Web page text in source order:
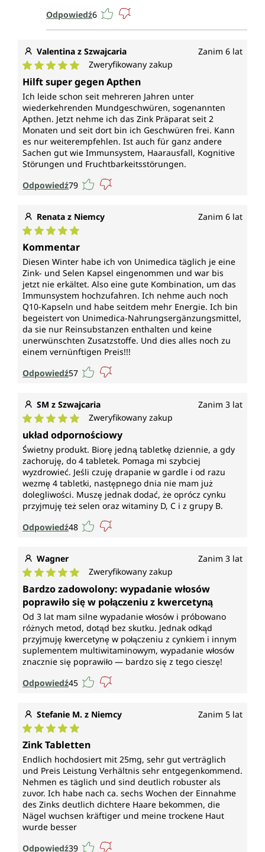
Odpowiedź6
Valentina z Szwajcaria Zanim 6 lat
Średnia ocena 5 z 5 gwiazdek
Zweryfikowany zakup
Hilft super gegen Apthen
Ich leide schon seit mehreren Jahren unter
wiederkehrenden Mundgeschwüren, sogenannten
Apthen. Jetzt nehme ich das Zink Präparat seit 2
Monaten und seit dort bin ich Geschwüren frei. Kann
es nur weiterempfehlen. Ist auch für ganz andere
Sachen gut wie Immunsystem, Haarausfall, Kognitive
Störungen und Fruchtbarkeitsstörungen.
Odpowiedź79
Renata z Niemcy Zanim 6 lat
Średnia ocena 5 z 5 gwiazdek
Kommentar
Diesen Winter habe ich von Unimedica täglich je eine
Zink- und Selen Kapsel eingenommen und war bis
jetzt nie erkältet. Also eine gute Kombination, um das
Immunsystem hochzufahren. Ich nehme auch noch
Q10-Kapseln und habe seitdem mehr Energie. Ich bin
begeistert von Unimedica-Nahrungsergänzungsmittel,
da sie nur Reinsubstanzen enthalten und keine
unerwünschten Zusatzstoffe. Und dies alles noch zu
einem vernünftigen Preis!!!
Odpowiedź57
SM z Szwajcaria Zanim 3 lat
Średnia ocena 5 z 5 gwiazdek
Zweryfikowany zakup
układ odpornościowy
Świetny produkt. Biorę jedną tabletkę dziennie, a gdy
zachoruję, do 4 tabletek. Pomaga mi szybciej
wyzdrowieć. Jeśli czuję drapanie w gardle i od razu
wezmę 4 tabletki, następnego dnia nie mam już
dolegliwości. Muszę jednak dodać, że oprócz cynku
przyjmuję też selen oraz witaminy D, C i z grupy B.
Odpowiedź48
Wagner Zanim 3 lat
Średnia ocena 5 z 5 gwiazdek
Zweryfikowany zakup
Bardzo zadowolony: wypadanie włosów
poprawiło się w połączeniu z kwercetyną
Od 3 lat mam silne wypadanie włosów i próbowano
różnych metod, dotąd bez skutku. Jednak odkąd
przyjmuję kwercetynę w połączeniu z cynkiem i innym
suplementem multiwitaminowym, wypadanie włosów
znacznie się poprawiło — bardzo się z tego cieszę!
Odpowiedź45
Stefanie M. z Niemcy Zanim 5 lat
Średnia ocena 5 z 5 gwiazdek
Zink Tabletten
Endlich hochdosiert mit 25mg, sehr gut verträglich
und Preis Leistung Verhältnis sehr entgegenkommend.
Nehmen es täglich und sind deutlich robuster als
zuvor. Ich habe nach ca. sechs Wochen der Einnahme
des Zinks deutlich dichtere Haare bekommen, die
Nägel wuchsen kräftiger und meine trockene Haut
wurde besser
Odpowiedź39